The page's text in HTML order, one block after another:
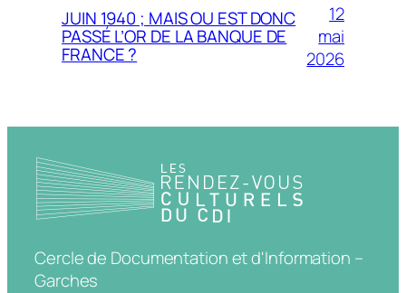
JUIN 1940 ; MAIS OU EST DONC
PASSÉ L’OR DE LA BANQUE DE
FRANCE ?
12
mai
2026
Cercle de Documentation et d'Information –
Garches